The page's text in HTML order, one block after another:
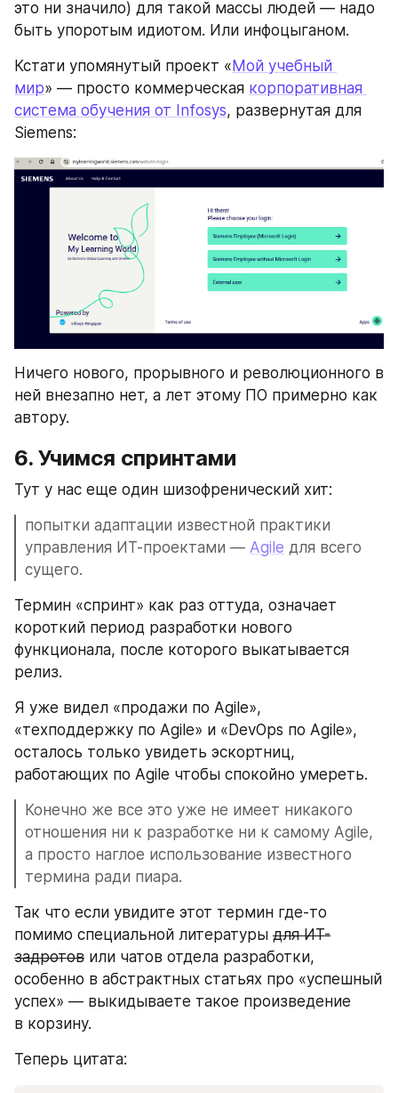
это ни значило) для такой массы людей — надо
быть упоротым идиотом. Или инфоцыганом.
Кстати упомянутый проект «Мой учебный
мир» — просто коммерческая корпоративная
система обучения от Infosys, развернутая для
Siemens:
Ничего нового, прорывного и революционного в
ней внезапно нет, а лет этому ПО примерно как
автору.
6. Учимся спринтами
Тут у нас еще один шизофренический хит:
попытки адаптации известной практики
управления ИТ-проектами — Agile для всего
сущего.
Термин «спринт» как раз оттуда, означает
короткий период разработки нового
функционала, после которого выкатывается
релиз.
Я уже видел «продажи по Agile»,
«техподдержку по Agile» и «DevOps по Agile»,
осталось только увидеть эскортниц,
работающих по Agile чтобы спокойно умереть.
Конечно же все это уже не имеет никакого
отношения ни к разработке ни к самому Agile,
а просто наглое использование известного
термина ради пиара.
Так что если увидите этот термин где-то
помимо специальной литературы для ИТ-
задротов или чатов отдела разработки,
особенно в абстрактных статьях про «успешный
успех» — выкидываете такое произведение
в корзину.
Теперь цитата: